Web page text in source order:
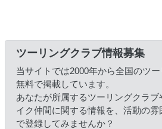
ツーリングクラブ情報募集
当サイトでは2000年から全国のツ
無料で掲載しています。
あなたが所属するツーリングクラ
イク仲間に関する情報を、活動の雰
で登録してみませんか？